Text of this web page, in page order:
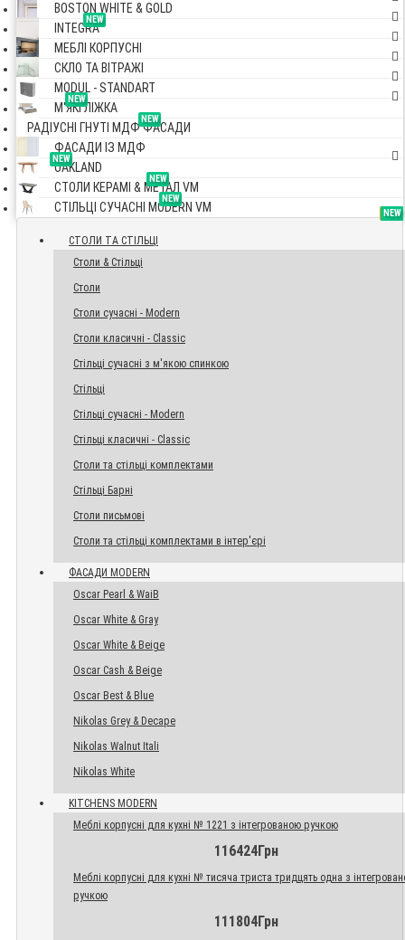
BOSTON WHITE & GOLD
NEW
INTEGRA
МЕБЛІ КОРПУСНІ
СКЛО ТА ВІТРАЖІ
MODUL - STANDART
NEW
М'ЯКІ ЛІЖКА
NEW
РАДІУСНІ ГНУТІ МДФ ФАСАДИ
ФАСАДИ ІЗ МДФ
NEW
OAKLAND
NEW
СТОЛИ КЕРАМІ & МЕТАЛ VM
NEW
СТІЛЬЦІ СУЧАСНІ MODERN VM TOP
СТОЛИ ТА СТІЛЬЦІ
Столи & Стільці
Столи
Столи сучасні - Modern
Столи класичні - Classic
Стільці сучасні з м'якою спинкою
Стільці
Стільці сучасні - Modern
Стільці класичні - Classic
Столи та стільці комплектами
Стільці Барні
Столи письмові
Столи та стільці комплектами в інтер'єрі
NEW
ФАСАДИ MODERN
Oscar Pearl & WaiB
Oscar White & Gray
Oscar White & Beige
Oscar Cash & Beige
Oscar Best & Blue
Nikolas Grey & Decape
Nikolas Walnut Itali
Nikolas White
NEW
KITCHENS MODERN
Меблі корпусні для кухні № 1221 з інтегрованою ручкою
116424Грн
Меблі корпусні для кухні № тисяча триста тридцять одна з
ручкою
111804Грн
NEW